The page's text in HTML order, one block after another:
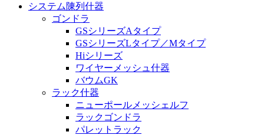
システム陳列什器
ゴンドラ
GSシリーズAタイプ
GSシリーズLタイプ／Mタイプ
Hiシリーズ
ワイヤーメッシュ什器
バウムGK
ラック什器
ニューポールメッシェルフ
ラックゴンドラ
パレットラック